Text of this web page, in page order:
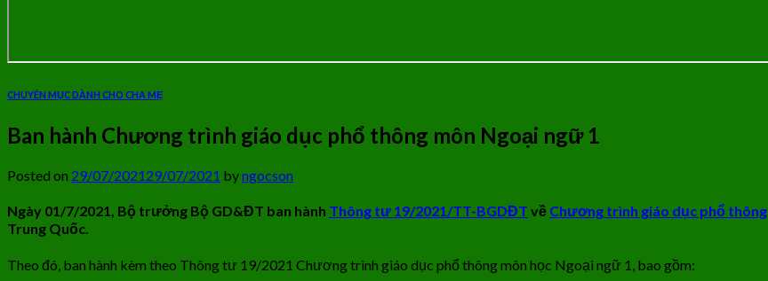
CHUYÊN MỤC DÀNH CHO CHA MẸ
Ban hành Chương trình giáo dục phổ thông môn Ngoại ngữ 1
Posted on 29/07/202129/07/2021 byngocson
Ngày 01/7/2021, Bộ trưởng Bộ GD&ĐT ban hành Thông tư 19/2021/TT-BGDĐT về Chương trình giáo dục phổ thông
Trung Quốc.
Theo đó, ban hành kèm theo Thông tư 19/2021 Chương trình giáo dục phổ thông môn học Ngoại ngữ 1, bao gồm: